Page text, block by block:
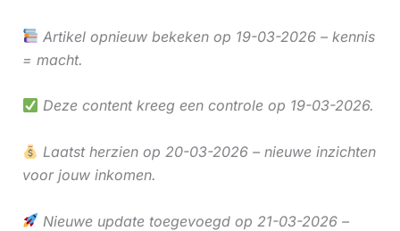
Artikel opnieuw bekeken op 19-03-2026 – kennis
= macht.
Deze content kreeg een controle op 19-03-2026.
Laatst herzien op 20-03-2026 – nieuwe inzichten
voor jouw inkomen.
Nieuwe update toegevoegd op 21-03-2026 –